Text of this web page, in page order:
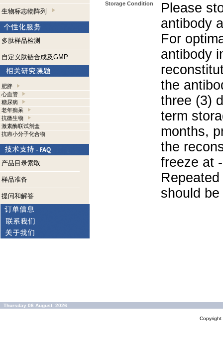
生物标志物阵列
多肽样品检测
自定义肽链合成及GMP
肥胖
心血管
糖尿病
老年痴呆
抗微生物
激素酶联试剂盒
抗癌小分子化合物
产品目录索取
样品准备
提问和解答
Storage Condition
Please
antibody
For
antibody
the
three (3)
term
months,
the
freeze at
should
Thursday 06 August, 2026